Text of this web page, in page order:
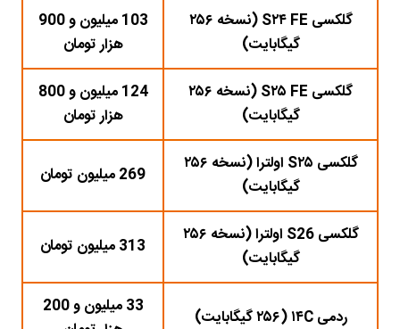
گلکسی S۲۴ FE (نسخه ۲۵۶
گیگابایت)
103 میلیون و 900
هزار تومان
گلکسی S۲۵ FE (نسخه ۲۵۶
گیگابایت)
124 میلیون و 800
هزار تومان
گلکسی S۲۵ اولترا (نسخه ۲۵۶
گیگابایت)
269 میلیون تومان
گلکسی S26 اولترا (نسخه ۲۵۶
گیگابایت)
313 میلیون تومان
ردمی ۱۴C (۲۵۶ گیگابایت)
33 میلیون و 200